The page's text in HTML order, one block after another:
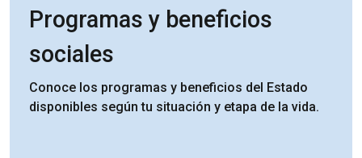
Programas y beneficios
sociales
Conoce los programas y beneficios del Estado
disponibles según tu situación y etapa de la vida.